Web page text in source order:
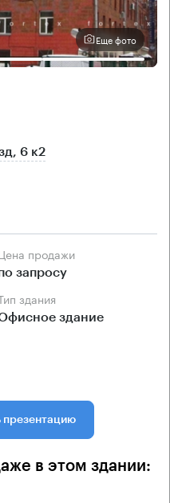
Еще фото
6 к2
Цена продажи
запросу
Тип здания
здание
презентацию
в этом здании: